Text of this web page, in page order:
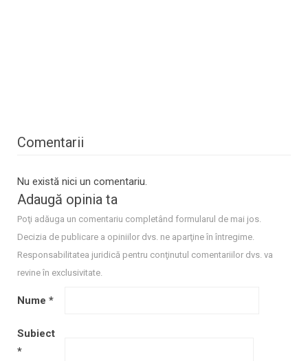
Comentarii
Nu există nici un comentariu.
Adaugă opinia ta
Poţi adăuga un comentariu completând formularul de mai jos.
Decizia de publicare a opiniilor dvs. ne aparţine în întregime.
Responsabilitatea juridică pentru conţinutul comentariilor dvs. va
revine în exclusivitate.
Nume *
Subiect
*